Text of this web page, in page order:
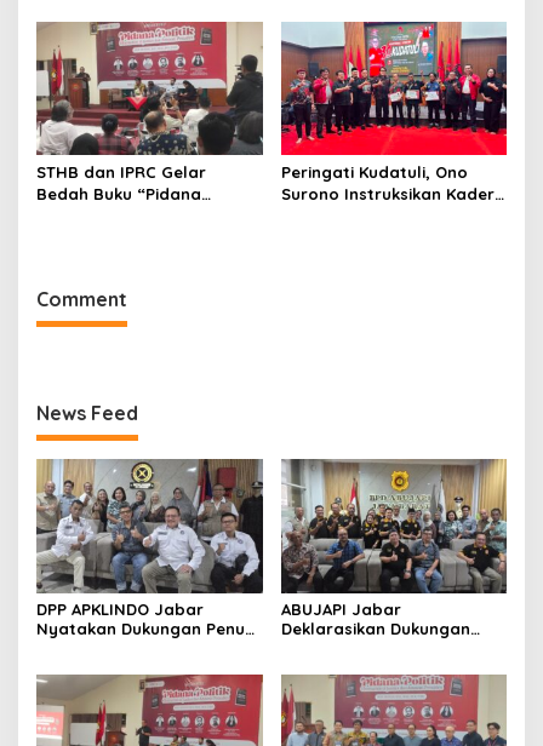
Penegakan Hukum
Objektif
STHB dan IPRC Gelar
Bedah Buku “Pidana
Peringati Kudatuli, Ono
Surono Instruksikan Kader
Comment
News Feed
DPP APKLINDO Jabar
Nyatakan Dukungan Penuh
Bandung
ABUJAPI Jabar
Deklarasikan Dukungan
Bandung